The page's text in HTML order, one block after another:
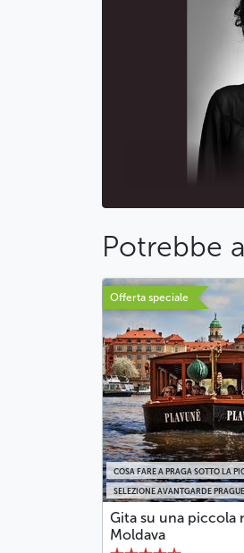
Potrebbe
Offerta speciale
SELEZIONE AVANTGARDE PRAGUE
COSA FARE A PRAGA SOTTO LA
Gita su una piccola
Moldava